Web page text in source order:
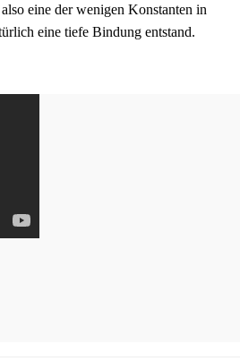
eine der wenigen Konstanten in
eine tiefe Bindung entstand.